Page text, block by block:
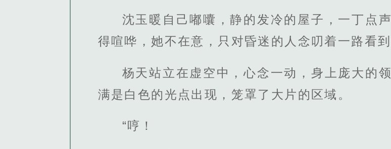
沈玉暖自己嘟囔，静的发冷的屋子，一丁点
得喧哗，她不在意，只对昏迷的人念叨着一路看到
杨天站立在虚空中，心念一动，身上庞大的
满是白色的光点出现，笼罩了大片的区域。
“哼！